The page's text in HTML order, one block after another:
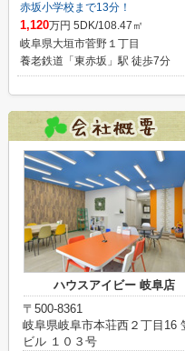
赤坂小学校まで13分！
1,120万円 5DK/108.47㎡
岐阜県大垣市菅野１丁目
養老鉄道「東赤坂」駅 徒歩7分
ハウスアイビー 岐阜店
〒500-8361
岐阜県岐阜市本荘西２丁目16
ビル １０３号